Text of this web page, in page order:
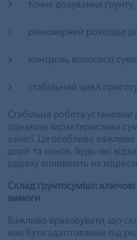
точне дозування
рівномірний розподіл
контроль вологості
стабільний цикл
Стабільна робота
однакові характеристики
замісі. Це особливо важливо
доріг та основ. Будь-які
одразу впливають на
Склад ґрунтосуміші:
вимоги
Важливо враховувати, що
має бути адаптований під